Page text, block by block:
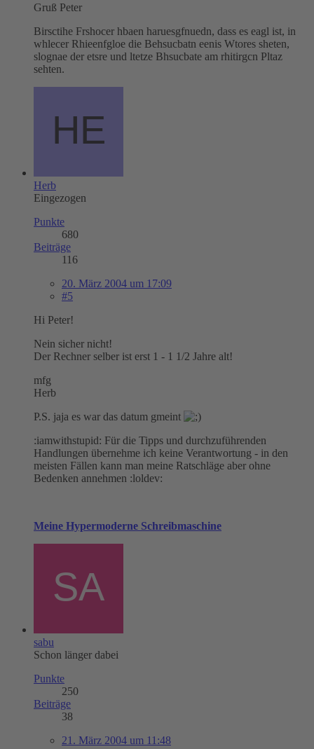
Gruß Peter
Birsctihe Frshocer hbaen haruesgfnuedn, dass es eagl ist, in
whlecer Rhieenfgloe die Behsucbatn eenis Wtores sheten,
slognae der etsre und ltetze Bhsucbate am rhitirgcn Pltaz
sehten.
Herb
Eingezogen
Punkte
680
Beiträge
116
20. März 2004 um 17:09
#5
Hi Peter!
Nein sicher nicht!
Der Rechner selber ist erst 1 - 1 1/2 Jahre alt!
mfg
Herb
P.S. jaja es war das datum gmeint
:iamwithstupid: Für die Tipps und durchzuführenden
Handlungen übernehme ich keine Verantwortung - in den
meisten Fällen kann man meine Ratschläge aber ohne
Bedenken annehmen :loldev:
Meine Hypermoderne Schreibmaschine
sabu
Schon länger dabei
Punkte
250
Beiträge
38
21. März 2004 um 11:48